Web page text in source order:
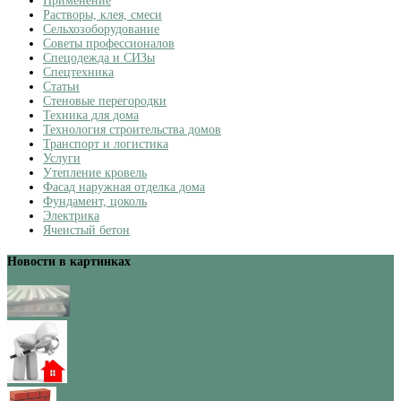
Растворы, клея, смеси
Сельхозоборудование
Советы профессионалов
Спецодежда и СИЗы
Спецтехника
Статьи
Стеновые перегородки
Техника для дома
Технология строительства домов
Транспорт и логистика
Услуги
Утепление кровель
Фасад наружная отделка дома
Фундамент, цоколь
Электрика
Ячеистый бетон
Новости в картинках